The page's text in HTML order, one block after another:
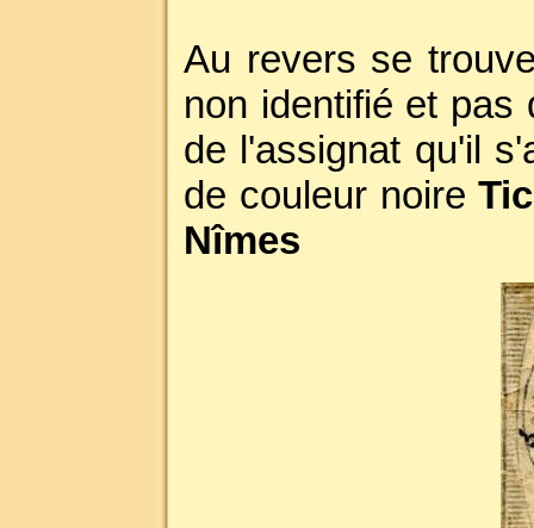
Au revers se
non identifié et pas
de l'assignat qu'il
de couleur noire
Nîmes